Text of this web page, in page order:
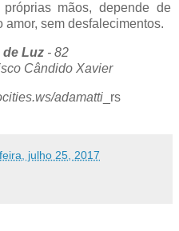
mãos, depende de
sem desfalecimentos.
de Luz - 82
Cândido Xavier
adamatti_rs
julho 25, 2017